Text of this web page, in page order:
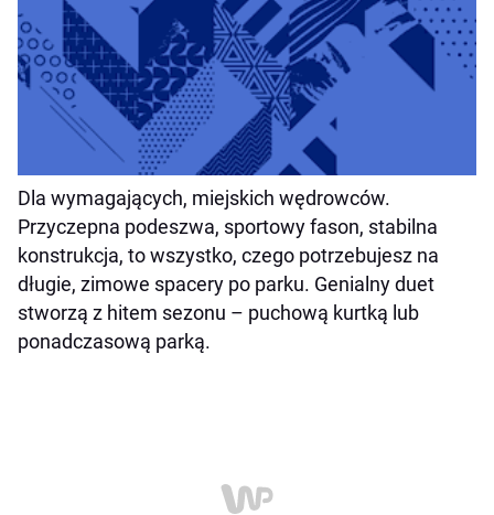
Dla wymagających, miejskich wędrowców.
Przyczepna podeszwa, sportowy fason, stabilna
konstrukcja, to wszystko, czego potrzebujesz na
długie, zimowe spacery po parku. Genialny duet
stworzą z hitem sezonu – puchową kurtką lub
ponadczasową parką.